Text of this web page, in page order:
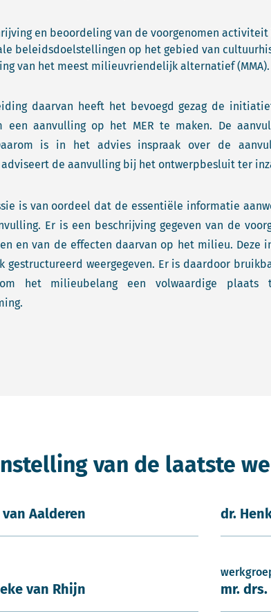
en beoordeling van de voorgenomen
beleidsdoelstellingen op het gebied van
van het meest milieuvriendelijk alternatief (MMA).
daarvan heeft het bevoegd gezag de
een aanvulling op het MER te maken. De
is in het advies inspraak over de
adviseert de aanvulling bij het ontwerpbesluit ter
is van oordeel dat de essentiële informatie
Er is een beschrijving gegeven van de
en van de effecten daarvan op het milieu. Deze
gestructureerd weergegeven. Er is daardoor
om het milieubelang een volwaardige
van de laatste
Aalderen dr.
van Rhijn mr.